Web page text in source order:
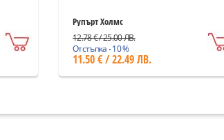
Рупърт Холмс
12.78 € / 25.00 ЛВ.
Отстъпка - 10 %
11.50 € / 22.49 ЛВ.